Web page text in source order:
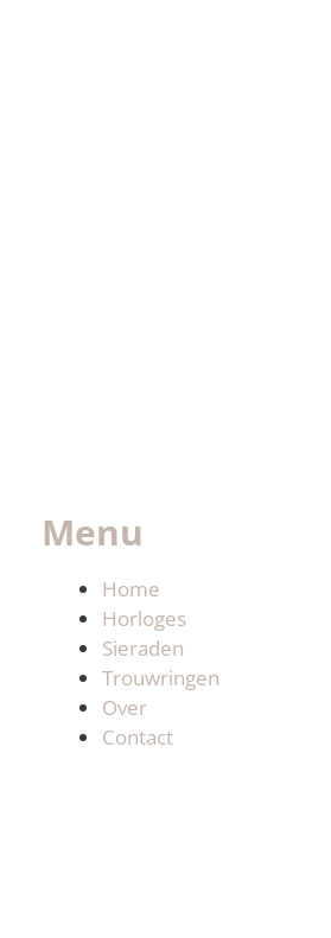
Menu
Home
Horloges
Sieraden
Trouwringen
Over
Contact